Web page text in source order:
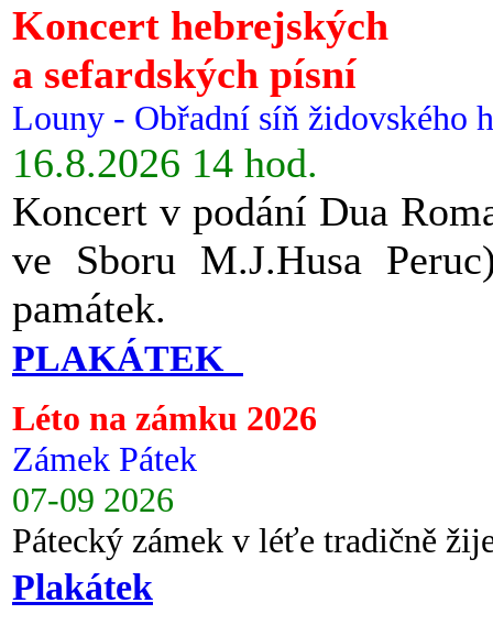
Koncert hebrejských
a sefardských písní
Louny - Obřadní síň židovského
16.8.2026 14 hod.
Koncert v podání Dua
ve Sboru M.J.Husa
památek.
PLAKÁTEK
Léto na zámku 2026
Zámek Pátek
07-09 2026
Pátecký zámek v léťe tradičně
Plakátek